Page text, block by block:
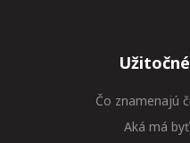
Čo znamenajú
Aká má